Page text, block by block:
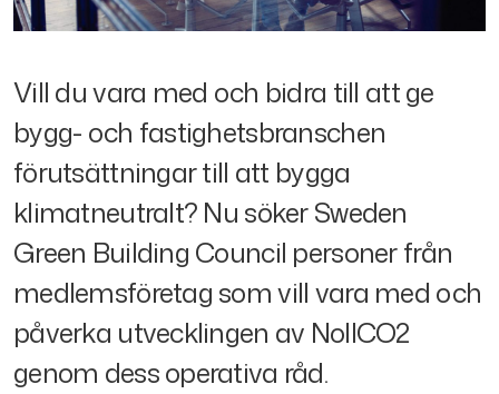
Vill du vara med och bidra till att ge
bygg- och fastighetsbranschen
förutsättningar till att bygga
klimatneutralt? Nu söker Sweden
Green Building Council personer från
medlemsföretag som vill vara med och
påverka utvecklingen av NollCO2
genom dess operativa råd.